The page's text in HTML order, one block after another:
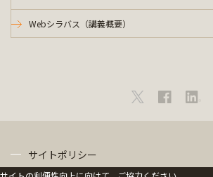
Webシラバス（講義概要）
サイトポリシー